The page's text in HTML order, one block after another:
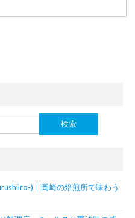
)｜岡崎の焙煎所で味わう